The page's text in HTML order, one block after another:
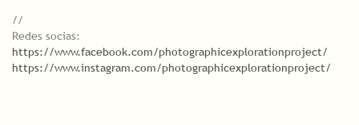
//
Redes socias:
https://www.facebook.com/photographicexplorationproject/
https://www.instagram.com/photographicexplorationproject/